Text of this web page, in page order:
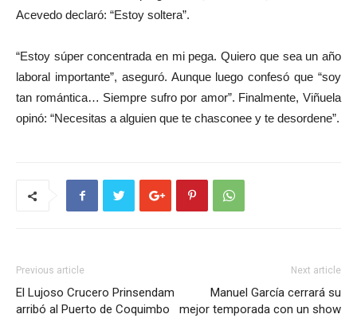
Acevedo declaró: “Estoy soltera”.
“Estoy súper concentrada en mi pega. Quiero que sea un año
laboral importante”, aseguró. Aunque luego confesó que “soy
tan romántica… Siempre sufro por amor”. Finalmente, Viñuela
opinó: “Necesitas a alguien que te chasconee y te desordene”.
Previous article
El Lujoso Crucero Prinsendam
arribó al Puerto de Coquimbo
Next article
Manuel García cerrará su
mejor temporada con un show